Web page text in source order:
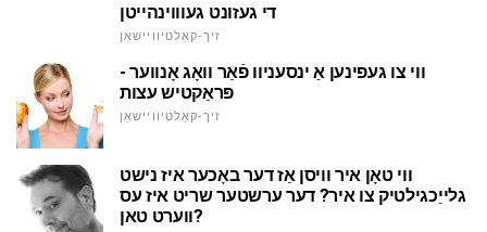
די געזונט געוווינהייטן
זיך-קאַלטיוויישאַן
ווי צו געפינען אַ ינסעניוו פֿאַר וואָג אָנווער -
פּראַקטיש עצות
זיך-קאַלטיוויישאַן
ווי טאָן איר וויסן אַז דער באָכער איז נישט
גלייַכגילטיק צו איר? דער ערשטער שריט איז עס
ווערט טאן?